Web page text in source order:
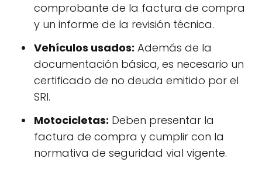
comprobante de la factura de compra
y un informe de la revisión técnica.
Vehículos usados: Además de la
documentación básica, es necesario un
certificado de no deuda emitido por el
SRI.
Motocicletas: Deben presentar la
factura de compra y cumplir con la
normativa de seguridad vial vigente.